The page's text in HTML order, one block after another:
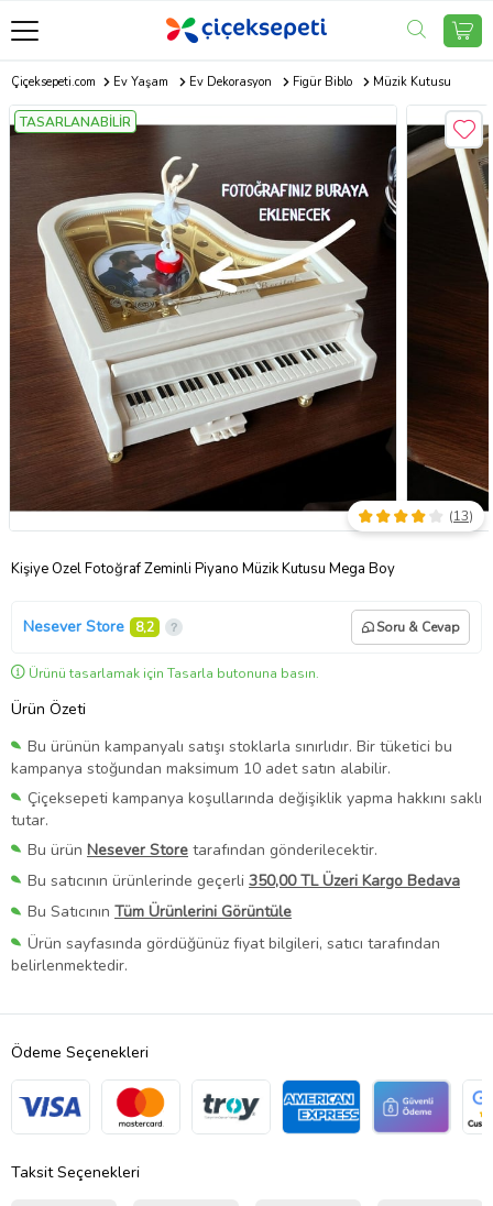
Çiçeksepeti.com Ev Yaşam Ev Dekorasyon Figür Biblo Müzik Kutusu
TASARLANABİLİR
Kişiye Özel Fotoğraf Zeminli Piyano Müzik Kutusu Mega Boy
(13)
Nesever Store 8,2 Soru & Cevap
Ürünü tasarlamak için Tasarla butonuna basın.
Ürün Özeti
Bu ürünün kampanyalı satışı stoklarla sınırlıdır. Bir tüketici bu
kampanya stoğundan maksimum 10 adet satın alabilir.
Çiçeksepeti kampanya koşullarında değişiklik yapma hakkını saklı
tutar.
Bu ürün Nesever Store tarafından gönderilecektir.
Bu satıcının ürünlerinde geçerli 350,00 TL Üzeri Kargo Bedava
Bu Satıcının Tüm Ürünlerini Görüntüle
Ürün sayfasında gördüğünüz fiyat bilgileri, satıcı tarafından
belirlenmektedir.
Ödeme Seçenekleri
Taksit Seçenekleri